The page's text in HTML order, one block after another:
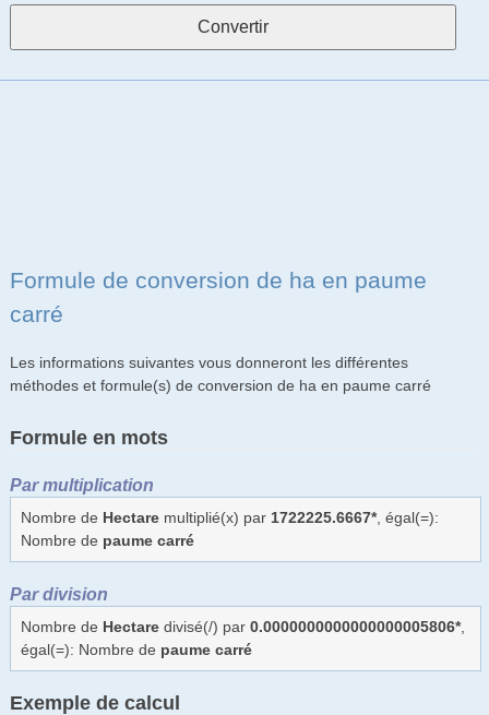
Formule de conversion de ha en paume
carré
Les informations suivantes vous donneront les différentes
méthodes et formule(s) de conversion de ha en paume carré
Formule en mots
Par multiplication
Nombre de Hectaremultiplié(x) par 1722225.6667*, égal(=):
Nombre de paume carré
Par division
Nombre de Hectaredivisé(/) par 0.0000000000000000005806*,
égal(=): Nombre de paume carré
Exemple de calcul